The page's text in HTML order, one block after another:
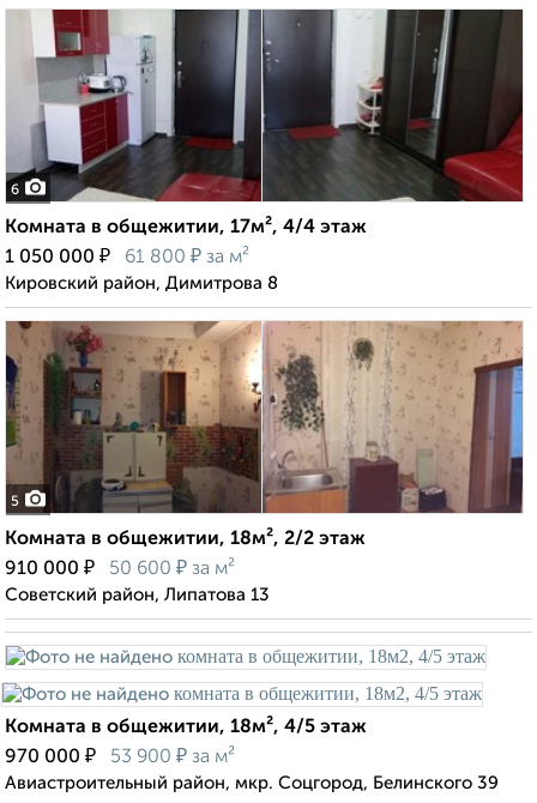
6
Комната в общежитии, 17м², 4/4 этаж
1 050 000 ₽ 61 800 ₽ за м²
Кировский район, Димитрова 8
5
Комната в общежитии, 18м², 2/2 этаж
910 000 ₽ 50 600 ₽ за м²
Советский район, Липатова 13
Комната в общежитии, 18м², 4/5 этаж
970 000 ₽ 53 900 ₽ за м²
Авиастроительный район, мкр. Соцгород, Белинского 39